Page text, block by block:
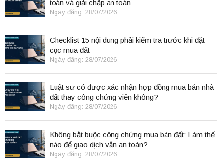
toán và giải chấp an toàn
Ngày đăng: 28/07/2026
Checklist 15 nội dung phải kiểm tra trước khi đặt
cọc mua đất
Ngày đăng: 28/07/2026
Luật sư có được xác nhận hợp đồng mua bán nhà
đất thay công chứng viên không?
Ngày đăng: 28/07/2026
Không bắt buộc công chứng mua bán đất: Làm thế
nào để giao dịch vẫn an toàn?
Ngày đăng: 28/07/2026